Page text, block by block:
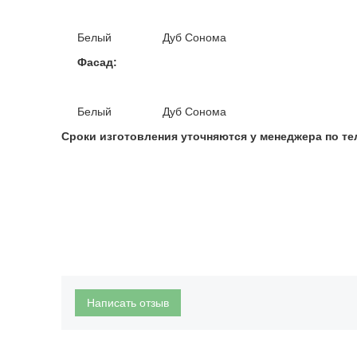
Белый Дуб Сонома
Фасад:
Белый Дуб Сонома
Сроки изготовления уточняются у менеджера по
Написать отзыв